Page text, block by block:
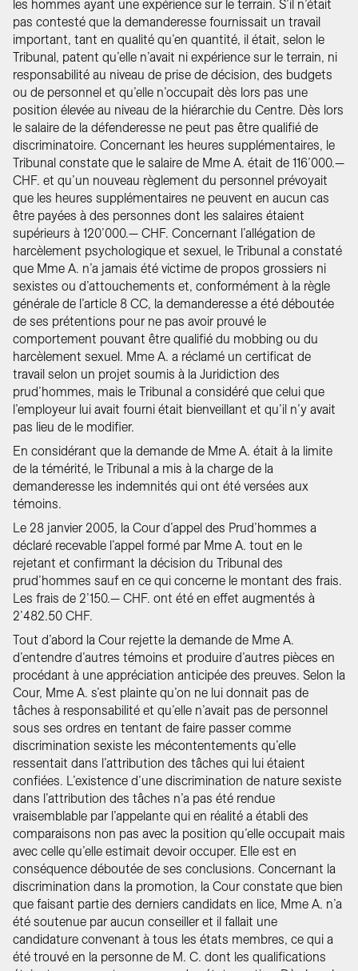
les hommes ayant une expérience sur le terrain. S’il n’était
pas contesté que la demanderesse fournissait un travail
important, tant en qualité qu’en quantité, il était, selon le
Tribunal, patent qu’elle n’avait ni expérience sur le terrain, ni
responsabilité au niveau de prise de décision, des budgets
ou de personnel et qu’elle n’occupait dès lors pas une
position élevée au niveau de la hiérarchie du Centre. Dès lors
le salaire de la défenderesse ne peut pas être qualifié de
discriminatoire. Concernant les heures supplémentaires, le
Tribunal constate que le salaire de Mme A. était de 116’000.—
CHF. et qu’un nouveau règlement du personnel prévoyait
que les heures supplémentaires ne peuvent en aucun cas
être payées à des personnes dont les salaires étaient
supérieurs à 120’000.— CHF. Concernant l’allégation de
harcèlement psychologique et sexuel, le Tribunal a constaté
que Mme A. n’a jamais été victime de propos grossiers ni
sexistes ou d’attouchements et, conformément à la règle
générale de l’article 8 CC, la demanderesse a été déboutée
de ses prétentions pour ne pas avoir prouvé le
comportement pouvant être qualifié du mobbing ou du
harcèlement sexuel. Mme A. a réclamé un certificat de
travail selon un projet soumis à la Juridiction des
prud’hommes, mais le Tribunal a considéré que celui que
l’employeur lui avait fourni était bienveillant et qu’il n’y avait
pas lieu de le modifier.
En considérant que la demande de Mme A. était à la limite
de la témérité, le Tribunal a mis à la charge de la
demanderesse les indemnités qui ont été versées aux
témoins.
Le 28 janvier 2005, la Cour d’appel des Prud’hommes a
déclaré recevable l’appel formé par Mme A. tout en le
rejetant et confirmant la décision du Tribunal des
prud’hommes sauf en ce qui concerne le montant des frais.
Les frais de 2’150.— CHF. ont été en effet augmentés à
2’482.50 CHF.
Tout d’abord la Cour rejette la demande de Mme A.
d’entendre d’autres témoins et produire d’autres pièces en
procédant à une appréciation anticipée des preuves. Selon la
Cour, Mme A. s’est plainte qu’on ne lui donnait pas de
tâches à responsabilité et qu’elle n’avait pas de personnel
sous ses ordres en tentant de faire passer comme
discrimination sexiste les mécontentements qu’elle
ressentait dans l’attribution des tâches qui lui étaient
confiées. L’existence d’une discrimination de nature sexiste
dans l’attribution des tâches n’a pas été rendue
vraisemblable par l’appelante qui en réalité a établi des
comparaisons non pas avec la position qu’elle occupait mais
avec celle qu’elle estimait devoir occuper. Elle est en
conséquence déboutée de ses conclusions. Concernant la
discrimination dans la promotion, la Cour constate que bien
que faisant partie des derniers candidats en lice, Mme A. n’a
été soutenue par aucun conseiller et il fallait une
candidature convenant à tous les états membres, ce qui a
été trouvé en la personne de M. C. dont les qualifications